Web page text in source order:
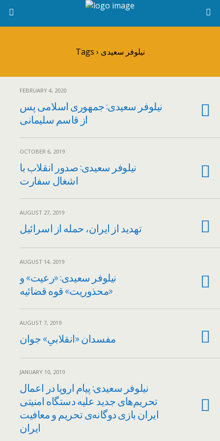
Tags › نیلوفر سعیدی
FEBRUARY 4, 2020
نیلوفر سعیدی: جمهوری اسلامی پس
از قاسم سلیمانی
OCTOBER 6, 2019
نیلوفر سعیدی: صدور انقلاب با
اشغال سفارت
AUGUST 27, 2019
تهدید از ایران، حمله از اسرائیل
AUGUST 14, 2019
نیلوفر سعیدی: «رعیت» و
«محذوریت» قوه قضائیه
AUGUST 7, 2019
مفسدان «انقلابیِ» جوان
JANUARY 10, 2019
نیلوفر سعیدی: پیام اروپا در اعمال
تحریم‌های جدید علیه دستگاه امنیتی
ایران بازی دوگانه‌ی تحریم و معافیت
ایران